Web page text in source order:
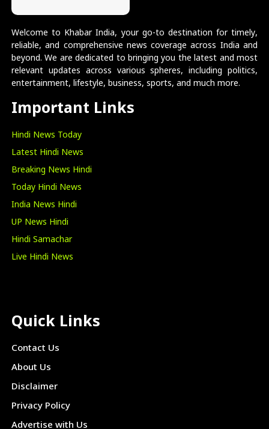
Welcome to Khabar India, your go-to destination for timely,
reliable, and comprehensive news coverage across India and
beyond. We are dedicated to bringing you the latest and most
relevant updates across various spheres, including politics,
entertainment, lifestyle, business, sports, and much more.
Important Links
Hindi News Today
Latest Hindi News
Breaking News Hindi
Today Hindi News
India News Hindi
UP News Hindi
Hindi Samachar
Live Hindi News
Quick Links
Contact Us
About Us
Disclaimer
Privacy Policy
Advertise with Us